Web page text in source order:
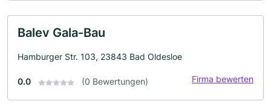
Balev Gala-Bau
Hamburger Str. 103, 23843 Bad Oldesloe
0.0 (0 Bewertungen) Firma bewerten